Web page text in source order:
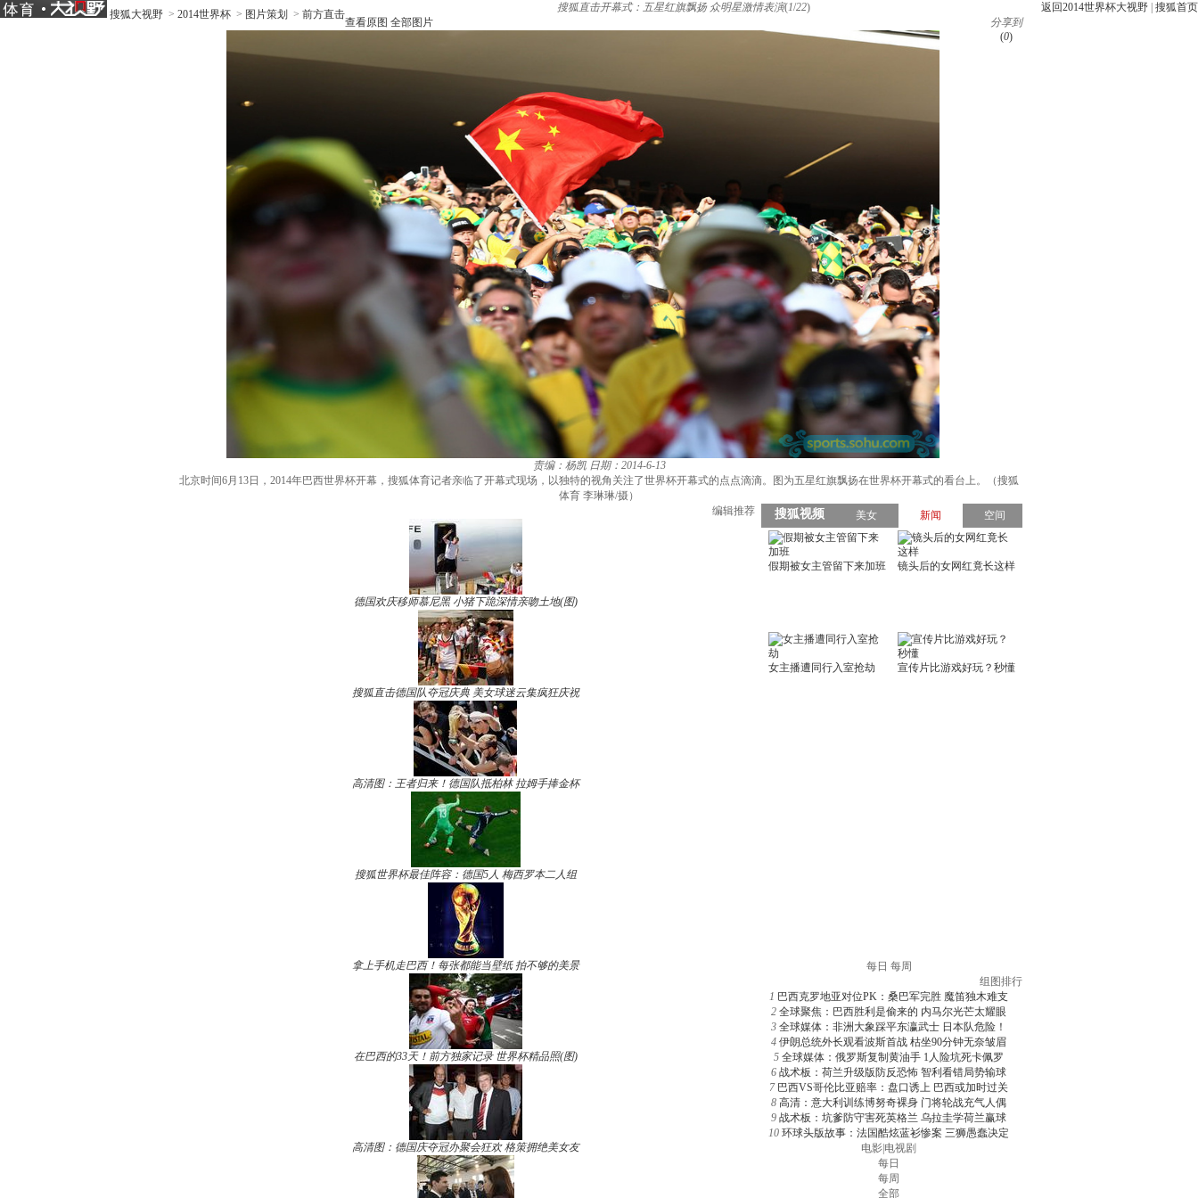
搜狐大视野 > 2014世界杯 > 图片策划 > 前方直击
返回2014世界杯大视野 搜狐首页
搜狐直击开幕式：五星红旗飘扬 众明星激情表演(1/22)
查看原图 全部图片
分享到
(0)
责编：杨凯 日期：2014-6-13
北京时间6月13日，2014年巴西世界杯开幕，搜狐体育记者亲临了开幕式现场，以独特的视角关注了世界杯开幕式的点点滴滴。图为五星红旗飘扬在世界杯开幕式的看台上。（搜狐
体育 李琳琳/摄）
编辑推荐
德国欢庆移师慕尼黑 小猪下跪深情亲吻土地(图)
搜狐直击德国队夺冠庆典 美女球迷云集疯狂庆祝
高清图：王者归来！德国队抵柏林 拉姆手捧金杯
搜狐世界杯最佳阵容：德国5人 梅西罗本二人组
拿上手机走巴西！每张都能当壁纸 拍不够的美景
在巴西的33天！前方独家记录 世界杯精品照(图)
高清图：德国庆夺冠办聚会狂欢 格策拥绝美女友
每日 每周
组图排行
1 巴西克罗地亚对位PK：桑巴军完胜 魔笛独木难支
2 全球聚焦：巴西胜利是偷来的 内马尔光芒太耀眼
3 全球媒体：非洲大象踩平东瀛武士 日本队危险！
4 伊朗总统外长观看波斯首战 枯坐90分钟无奈皱眉
5 全球媒体：俄罗斯复制黄油手 1人险坑死卡佩罗
6 战术板：荷兰升级版防反恐怖 智利看错局势输球
7 巴西VS哥伦比亚赔率：盘口诱上 巴西或加时过关
8 高清：意大利训练博努奇裸身 门将轮战充气人偶
9 战术板：坑爹防守害死英格兰 乌拉圭学荷兰赢球
10 环球头版故事：法国酷炫蓝衫惨案 三狮愚蠢决定
电影 电视剧
每日
每周
全部